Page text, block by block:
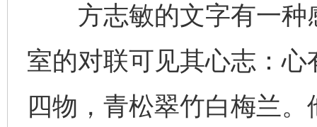
方志敏的文字有一种
室的对联可见其心志：
四物，青松翠竹白梅兰